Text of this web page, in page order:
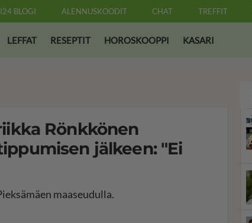
BLOGI ALENNUSKOODIT CHAT TREFFIT
LEFFAT RESEPTIT HOROSKOOPPI KASARI
Rönkkönen
jälkeen: "Ei
maaseudulla.